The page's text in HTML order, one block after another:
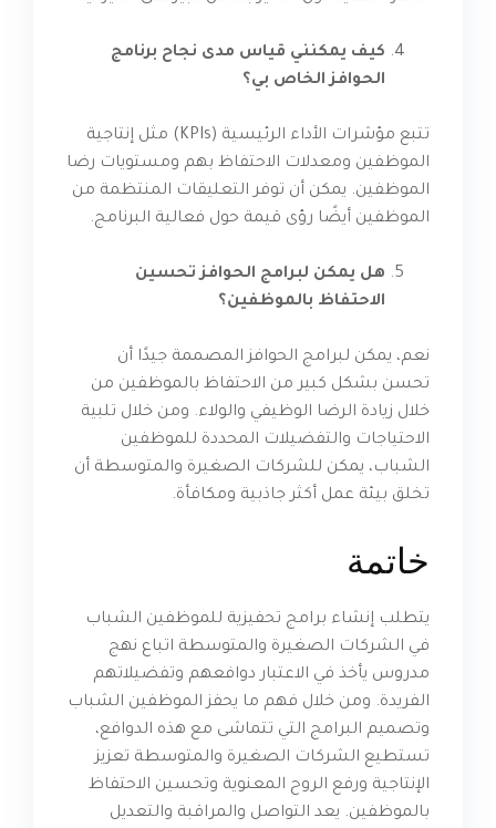
كيف يمكنني قياس مدى نجاح برنامج
الحوافز الخاص بي؟
تتبع مؤشرات الأداء الرئيسية (KPIs) مثل إنتاجية
الموظفين ومعدلات الاحتفاظ بهم ومستويات رضا
الموظفين. يمكن أن توفر التعليقات المنتظمة من
الموظفين أيضًا رؤى قيمة حول فعالية البرنامج.
هل يمكن لبرامج الحوافز تحسين
الاحتفاظ بالموظفين؟
نعم، يمكن لبرامج الحوافز المصممة جيدًا أن
تحسن بشكل كبير من الاحتفاظ بالموظفين من
خلال زيادة الرضا الوظيفي والولاء. ومن خلال تلبية
الاحتياجات والتفضيلات المحددة للموظفين
الشباب، يمكن للشركات الصغيرة والمتوسطة أن
تخلق بيئة عمل أكثر جاذبية ومكافأة.
خاتمة
يتطلب إنشاء برامج تحفيزية للموظفين الشباب
في الشركات الصغيرة والمتوسطة اتباع نهج
مدروس يأخذ في الاعتبار دوافعهم وتفضيلاتهم
الفريدة. ومن خلال فهم ما يحفز الموظفين الشباب
وتصميم البرامج التي تتماشى مع هذه الدوافع،
تستطيع الشركات الصغيرة والمتوسطة تعزيز
الإنتاجية ورفع الروح المعنوية وتحسين الاحتفاظ
بالموظفين. يعد التواصل والمراقبة والتعديل